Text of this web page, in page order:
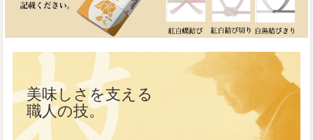
美味しさを支える
職人の技。